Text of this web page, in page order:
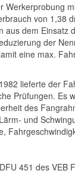
Werkerprobung
von 1,38
aus dem Einsatz
der
eine max.
lieferte der
Prüfungen. Es
des
und
451 des VEB